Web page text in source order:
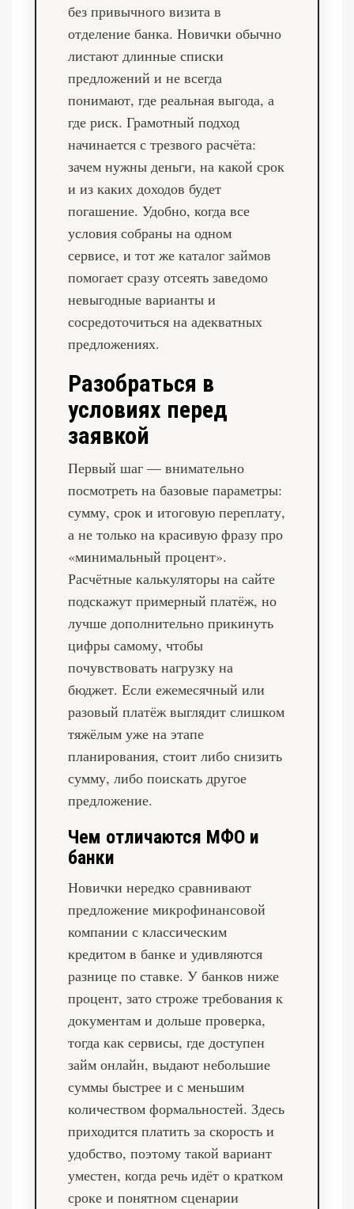
без привычного визита в
отделение банка. Новички обычно
листают длинные списки
предложений и не всегда
понимают, где реальная выгода, а
где риск. Грамотный подход
начинается с трезвого расчёта:
зачем нужны деньги, на какой срок
и из каких доходов будет
погашение. Удобно, когда все
условия собраны на одном
сервисе, и тот же каталог займов
помогает сразу отсеять заведомо
невыгодные варианты и
сосредоточиться на адекватных
предложениях.
Разобраться в
условиях перед
заявкой
Первый шаг — внимательно
посмотреть на базовые параметры:
сумму, срок и итоговую переплату,
а не только на красивую фразу про
«минимальный процент».
Расчётные калькуляторы на сайте
подскажут примерный платёж, но
лучше дополнительно прикинуть
цифры самому, чтобы
почувствовать нагрузку на
бюджет. Если ежемесячный или
разовый платёж выглядит слишком
тяжёлым уже на этапе
планирования, стоит либо снизить
сумму, либо поискать другое
предложение.
Чем отличаются МФО и
банки
Новички нередко сравнивают
предложение микрофинансовой
компании с классическим
кредитом в банке и удивляются
разнице по ставке. У банков ниже
процент, зато строже требования к
документам и дольше проверка,
тогда как сервисы, где доступен
займ онлайн, выдают небольшие
суммы быстрее и с меньшим
количеством формальностей. Здесь
приходится платить за скорость и
удобство, поэтому такой вариант
уместен, когда речь идёт о кратком
сроке и понятном сценарии